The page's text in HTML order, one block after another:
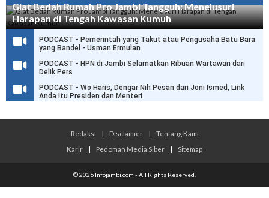
Giat Bedah Rumah Pro Jambi Tangguh: Menelusuri
Harapan di Tengah Kawasan Kumuh
PODCAST - Pemerintah yang Takut atau Pengusaha Batu Bara
yang Bandel - Usman Ermulan
PODCAST - HPN di Jambi Selamatkan Ribuan Wartawan dari
Delik Pers
PODCAST - Wo Haris, Dengar Nih Pesan dari Joni Ismed, Link
Anda Itu Presiden dan Menteri
Redaksi | Disclaimer |
Tentang Kami
Karir
| Pedoman Media Siber | Sitemap
© 2026 Infojambi.com - All Rights Reserved.